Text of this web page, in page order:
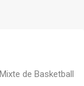
de Basketball